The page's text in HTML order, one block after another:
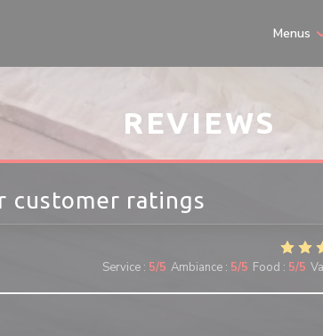
Menus
REVIEWS
customer ratings
Service: 5/5 Ambiance: 5/5 Food : 5/5